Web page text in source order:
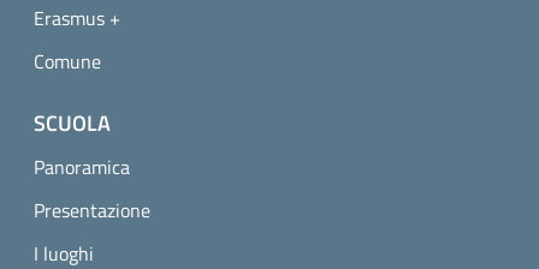
Erasmus +
Comune
SCUOLA
Panoramica
Presentazione
I luoghi